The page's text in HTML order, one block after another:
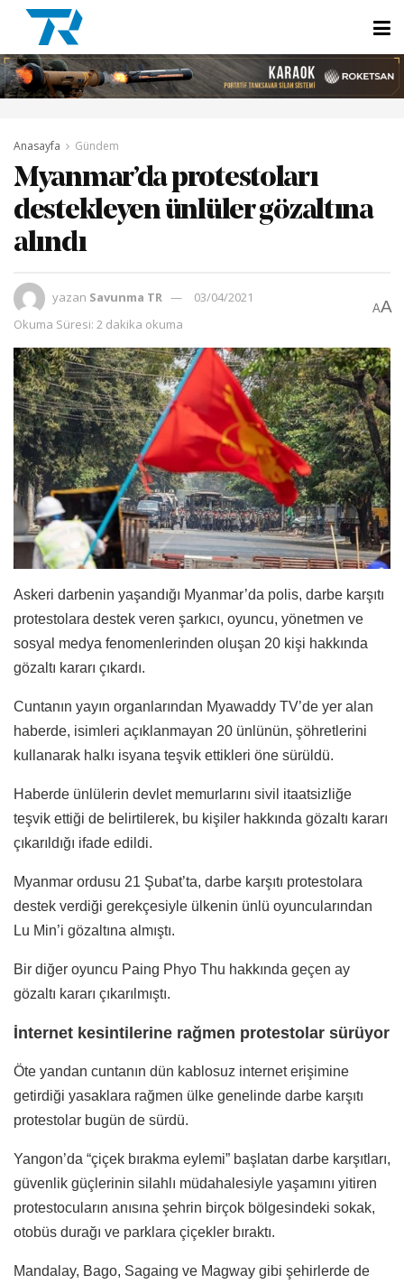
Anasayfa Gündem
Myanmar’da protestoları
destekleyen ünlüler gözaltına
alındı
yazan Savunma TR
03/04/2021
Okuma Süresi: 2 dakika okuma
AA
Askeri darbenin yaşandığı Myanmar’da polis, darbe karşıtı
protestolara destek veren şarkıcı, oyuncu, yönetmen ve
sosyal medya fenomenlerinden oluşan 20 kişi hakkında
gözaltı kararı çıkardı.
Cuntanın yayın organlarından Myawaddy TV’de yer alan
haberde, isimleri açıklanmayan 20 ünlünün, şöhretlerini
kullanarak halkı isyana teşvik ettikleri öne sürüldü.
Haberde ünlülerin devlet memurlarını sivil itaatsizliğe
teşvik ettiği de belirtilerek, bu kişiler hakkında gözaltı kararı
çıkarıldığı ifade edildi.
Myanmar ordusu 21 Şubat’ta, darbe karşıtı protestolara
destek verdiği gerekçesiyle ülkenin ünlü oyuncularından
Lu Min’i gözaltına almıştı.
Bir diğer oyuncu Paing Phyo Thu hakkında geçen ay
gözaltı kararı çıkarılmıştı.
İnternet kesintilerine rağmen protestolar sürüyor
Öte yandan cuntanın dün kablosuz internet erişimine
getirdiği yasaklara rağmen ülke genelinde darbe karşıtı
protestolar bugün de sürdü.
Yangon’da “çiçek bırakma eylemi” başlatan darbe karşıtları,
güvenlik güçlerinin silahlı müdahalesiyle yaşamını yitiren
protestocuların anısına şehrin birçok bölgesindeki sokak,
otobüs durağı ve parklara çiçekler bıraktı.
Mandalay, Bago, Sagaing ve Magway gibi şehirlerde de